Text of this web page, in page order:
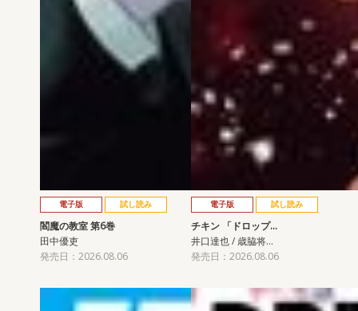
電子版 試し読み
閻魔の教室 第6巻
田中優吏
発売日：2026.08.06
電子版 試し読み
チキン 「ドロップ…
井口達也 / 歳脇将…
発売日：2026.08.06